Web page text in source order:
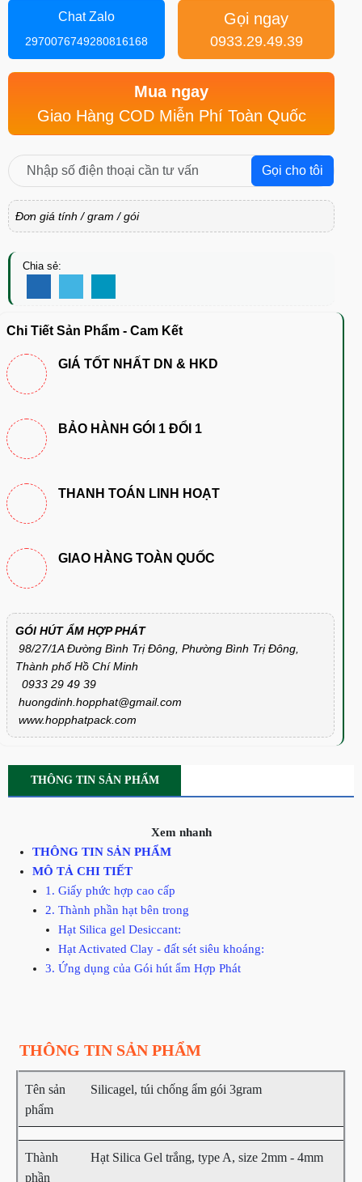
Chat Zalo
2970076749280816168
Gọi ngay
0933.29.49.39
Mua ngay
Giao Hàng COD Miễn Phí Toàn Quốc
Gọi cho tôi
Đơn giá tính / gram / gói
Chia sẻ:
Chi Tiết Sản Phẩm - Cam Kết
GIÁ TỐT NHẤT DN & HKD
BẢO HÀNH GÓI 1 ĐỔI 1
THANH TOÁN LINH HOẠT
GIAO HÀNG TOÀN QUỐC
GÓI HÚT ẨM HỢP PHÁT
98/27/1A Đường Bình Trị Đông, Phường Bình Trị Đông,
Thành phố Hồ Chí Minh
0933 29 49 39
huongdinh.hopphat@gmail.com
www.hopphatpack.com
THÔNG TIN SẢN PHẨM
Xem nhanh
THÔNG TIN SẢN PHẨM
MÔ TẢ CHI TIẾT
1. Giấy phức hợp cao cấp
2. Thành phần hạt bên trong
Hạt Silica gel Desiccant:
Hạt Activated Clay - đất sét siêu khoáng:
3. Ứng dụng của Gói hút ẩm Hợp Phát
THÔNG TIN SẢN PHẨM
Tên sản
phẩm
Silicagel, túi chống ẩm gói 3gram
Thành
phần
Hạt Silica Gel trắng, type A, size 2mm - 4mm